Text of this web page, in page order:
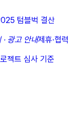
텀블벅 결산
· 광고 안내제휴·협력
젝트 심사 기준